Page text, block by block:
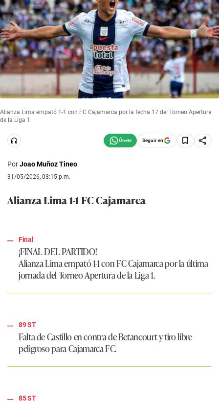
Alianza Lima empató 1-1 con FC Cajamarca por la fecha 17 del Torneo Apertura
de la Liga 1.
Seguir en
PorJoao Muñoz Tineo
31/05/2026, 03:15 p.m.
Alianza Lima 1-1 FC Cajamarca
Final
¡FINAL DEL PARTIDO!
Alianza Lima empató 1-1 con FC Cajamarca por la última
jornada del Torneo Apertura de la Liga 1.
89 ST
Falta de Castillo en contra de Betancourt y tiro libre
peligroso para Cajamarca FC.
85 ST